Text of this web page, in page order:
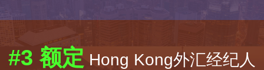
#3 额定 Hong Kong外汇经纪人